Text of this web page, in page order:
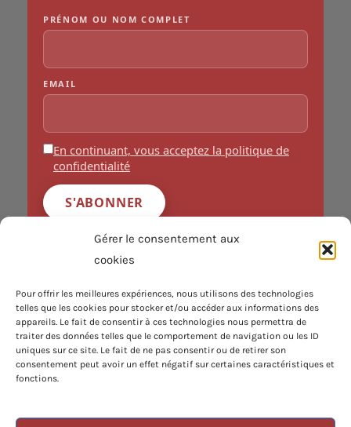
Gérer le consentement aux
cookies
Pour offrir les meilleures expériences, nous utilisons des technologies
telles que les cookies pour stocker et/ou accéder aux informations des
appareils. Le fait de consentir à ces technologies nous permettra de
traiter des données telles que le comportement de navigation ou les ID
uniques sur ce site. Le fait de ne pas consentir ou de retirer son
consentement peut avoir un effet négatif sur certaines caractéristiques et
fonctions.
PRÉNOM OU NOM COMPLET
EMAIL
En continuant, vous acceptez la politique de
confidentialité
Navigation
Conditions Générales
Politique de Cookies
Politique de Confidentialité
REJOIGNEZ-NOUS